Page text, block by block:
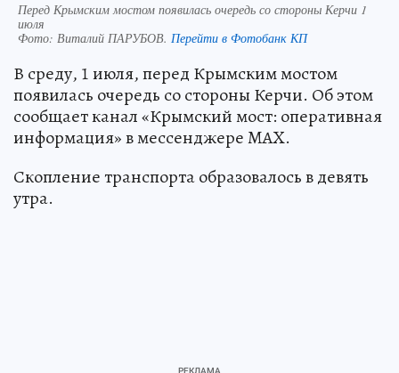
Перед Крымским мостом появилась очередь со стороны Керчи 1
июля
Фото: Виталий ПАРУБОВ. Перейти в Фотобанк КП
В среду, 1 июля, перед Крымским мостом
появилась очередь со стороны Керчи. Об этом
сообщает канал «Крымский мост: оперативная
информация» в мессенджере MAX.
Скопление транспорта образовалось в девять
утра.